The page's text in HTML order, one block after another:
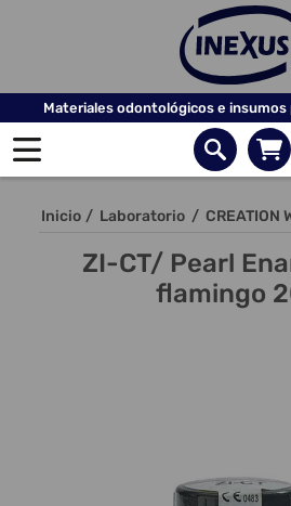
Materiales odontológicos e
Inicio / Laboratorio / CREATION
ZI-CT/ Pearl
flamingo